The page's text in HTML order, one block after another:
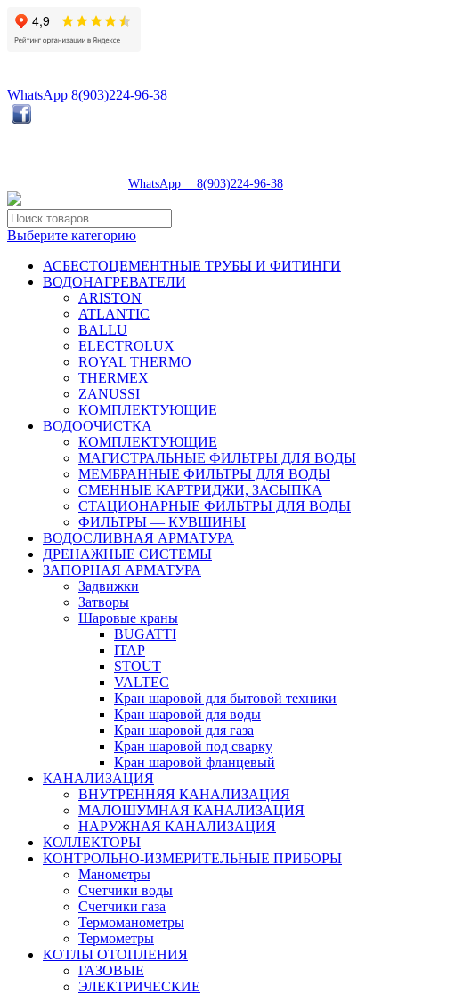
WhatsApp 8(903)224-96-38
WhatsApp 8(903)224-96-38
Выберите категорию
АСБЕСТОЦЕМЕНТНЫЕ ТРУБЫ И ФИТИНГИ
ВОДОНАГРЕВАТЕЛИ
ARISTON
ATLANTIC
BALLU
ELECTROLUX
ROYAL THERMO
THERMEX
ZANUSSI
КОМПЛЕКТУЮЩИЕ
ВОДООЧИСТКА
КОМПЛЕКТУЮЩИЕ
МАГИСТРАЛЬНЫЕ ФИЛЬТРЫ ДЛЯ ВОДЫ
МЕМБРАННЫЕ ФИЛЬТРЫ ДЛЯ ВОДЫ
СМЕННЫЕ КАРТРИДЖИ, ЗАСЫПКА
СТАЦИОНАРНЫЕ ФИЛЬТРЫ ДЛЯ ВОДЫ
ФИЛЬТРЫ — КУВШИНЫ
ВОДОСЛИВНАЯ АРМАТУРА
ДРЕНАЖНЫЕ СИСТЕМЫ
ЗАПОРНАЯ АРМАТУРА
Задвижки
Затворы
Шаровые краны
BUGATTI
ITAP
STOUT
VALTEC
Кран шаровой для бытовой техники
Кран шаровой для воды
Кран шаровой для газа
Кран шаровой под сварку
Кран шаровой фланцевый
КАНАЛИЗАЦИЯ
ВНУТРЕННЯЯ КАНАЛИЗАЦИЯ
МАЛОШУМНАЯ КАНАЛИЗАЦИЯ
НАРУЖНАЯ КАНАЛИЗАЦИЯ
КОЛЛЕКТОРЫ
КОНТРОЛЬНО-ИЗМЕРИТЕЛЬНЫЕ ПРИБОРЫ
Манометры
Счетчики воды
Счетчики газа
Термоманометры
Термометры
КОТЛЫ ОТОПЛЕНИЯ
ГАЗОВЫЕ
ЭЛЕКТРИЧЕСКИЕ